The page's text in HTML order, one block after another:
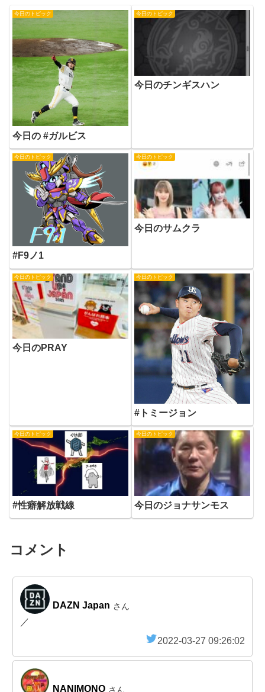
今日のトピック
今日の #ガルビス
今日のトピック
今日のチンギスハン
今日のトピック
#F9ノ1
今日のトピック
今日のサムクラ
今日のトピック
今日のPRAY
今日のトピック
#トミージョン
今日のトピック
#性癖解放戦線
今日のトピック
今日のジョナサンモス
コメント
DAZN Japan さん
／
2022-03-27 09:26:02
NANIMONO さん